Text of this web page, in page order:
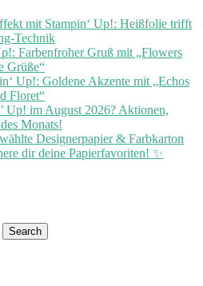
mit Stampin‘ Up!: Heißfolie trifft
Technik
Farbenfroher Gruß mit „Flowers
Grüße“
Up!: Goldene Akzente mit „Echos
Floret“
Up! im August 2026? Aktionen,
Monats!
Designerpapier & Farbkarton
dir deine Papierfavoriten! ✨